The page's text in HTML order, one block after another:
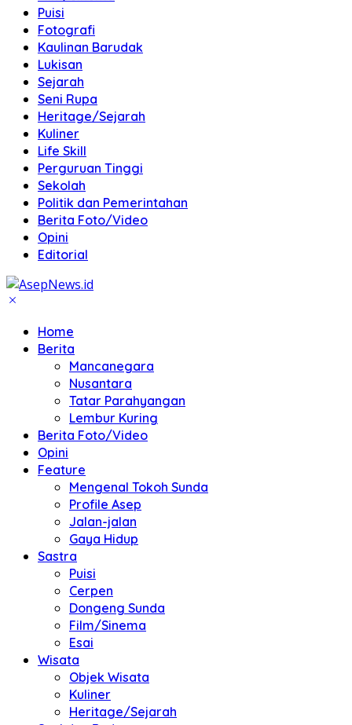
Puisi
Fotografi
Kaulinan Barudak
Lukisan
Sejarah
Seni Rupa
Heritage/Sejarah
Kuliner
Life Skill
Perguruan Tinggi
Sekolah
Politik dan Pemerintahan
Berita Foto/Video
Opini
Editorial
Home
Berita
Mancanegara
Nusantara
Tatar Parahyangan
Lembur Kuring
Berita Foto/Video
Opini
Feature
Mengenal Tokoh Sunda
Profile Asep
Jalan-jalan
Gaya Hidup
Sastra
Puisi
Cerpen
Dongeng Sunda
Film/Sinema
Esai
Wisata
Objek Wisata
Kuliner
Heritage/Sejarah